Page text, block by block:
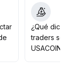
o por
mantenerse
y
establecer
¿Qué
traders
USACOIN?